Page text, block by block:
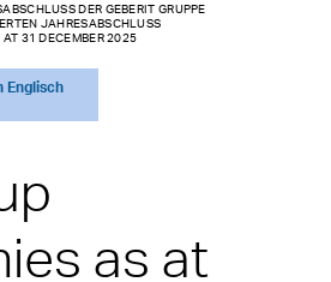
DER GEBERIT GRUPPE
JAHRESABSCHLUSS
31 DECEMBER 2025
Englisch
as at